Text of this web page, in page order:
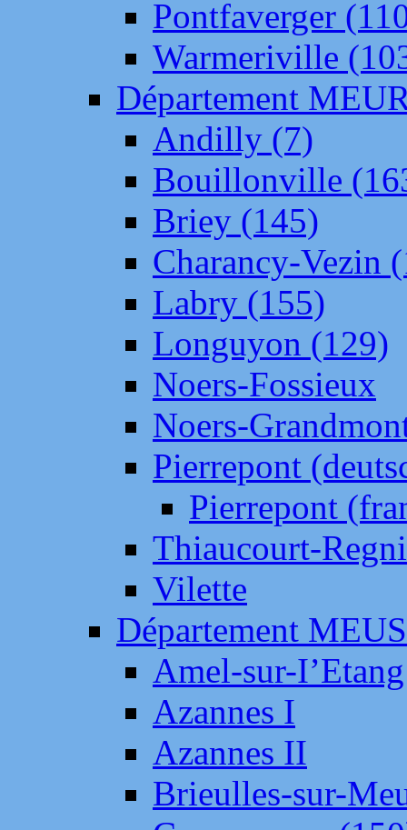
Pontfaverger
Warmeriville
Département
Andilly (7)
Bouillonville
Briey (145)
Charancy-Vezin
Labry (155)
Longuyon (129)
Noers-Fossieux
Noers-
Pierrepont
Pierrepont
Thiaucourt-
Vilette
Département
Amel-sur-
Azannes I
Azannes II
Brieulles-sur-